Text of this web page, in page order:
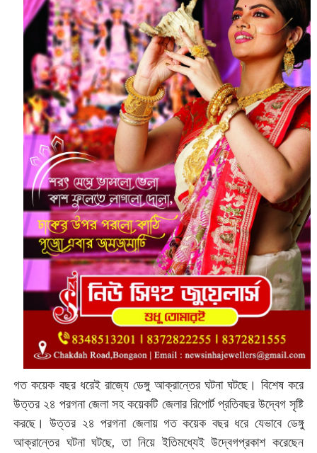
গত কয়েক বছর ধরেই রাজ্যে ডেঙ্গু আক্রান্তের ঘটনা ঘটছে। বিশেষ করে
উত্তর ২৪ পরগনা জেলা সহ কয়েকটি জেলার রিপোর্ট প্রতিবছর উদ্বেগ সৃষ্টি
করছে। উত্তর ২৪ পরগনা জেলায় গত কয়েক বছর ধরে যেভাবে ডেঙ্গু
আক্রান্তের ঘটনা ঘটছে, তা নিয়ে ইতিমধ্যেই উদ্বেগপ্রকাশ করেছেন